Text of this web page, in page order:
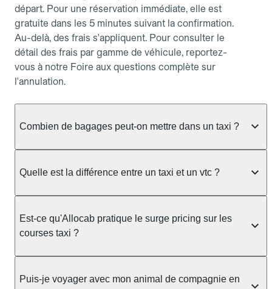
départ. Pour une réservation immédiate, elle est
gratuite dans les 5 minutes suivant la confirmation.
Au-delà, des frais s'appliquent. Pour consulter le
détail des frais par gamme de véhicule, reportez-
vous à notre Foire aux questions complète sur
l'annulation.
Combien de bagages peut-on mettre dans un taxi ?
taxi berline accueille en général jusqu'à 3 bagages
ou nombreux, précisez-le dans le champ "Message
au chauffeur" lors de la réservation. Le prix n'est
pas impacté par le nombre de bagages.
Quelle est la différence entre un taxi et un vtc ?
prendre en charge directement dans la rue, à une
station ou sur réservation, avec un tarif au
réservation et propose un prix fixe annoncé à
l'avance. Chez Allocab, réservez facilement votre
Est-ce qu'Allocab pratique le surge pricing sur les
courses taxi ?
réglementation préfectorale et suit un barème
Puis-je voyager avec mon animal de compagnie en